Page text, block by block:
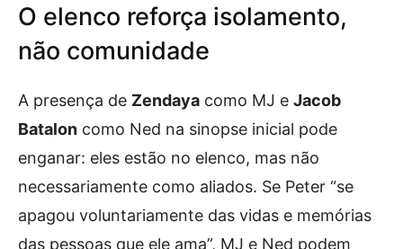
O elenco reforça isolamento,
não comunidade
A presença de Zendaya como MJ e Jacob
Batalon como Ned na sinopse inicial pode
enganar: eles estão no elenco, mas não
necessariamente como aliados. Se Peter “se
apagou voluntariamente das vidas e memórias
das pessoas que ele ama”, MJ e Ned podem